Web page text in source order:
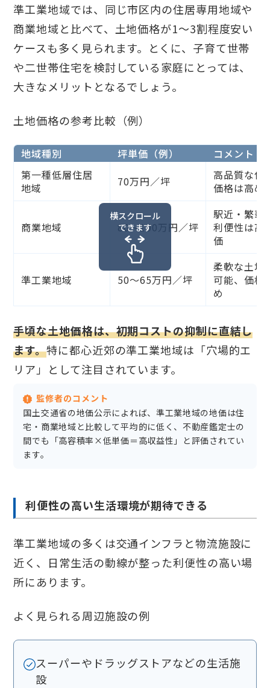
準工業地域では、同じ市区内の住居専用地域や
商業地域と比べて、土地価格が1〜3割程度安い
ケースも多く見られます。とくに、子育て世帯
や二世帯住宅を検討している家庭にとっては、
大きなメリットとなるでしょう。
土地価格の参考比較（例）
地域種別 坪単価（例）
コメント
第一種低層住居
地域
70万円／坪
高品質な住
価格は高め
商業地域 80〜100万円／坪
駅近・繁華
利便性は高
価
準工業地域 50〜65万円／坪
柔軟な土地
可能、価格
め
横スクロール
できます
手頃な土地価格は、初期コストの抑制に直結し
ます。特に都心近郊の準工業地域は「穴場的エ
リア」として注目されています。
監修者のコメント
国土交通省の地価公示によれば、準工業地域の地価は住
宅・商業地域と比較して平均的に低く、不動産鑑定士の
間でも「高容積率×低単価＝高収益性」と評価されてい
ます。
利便性の高い生活環境が期待できる
準工業地域の多くは交通インフラと物流施設に
近く、日常生活の動線が整った利便性の高い場
所にあります。
よく見られる周辺施設の例
スーパーやドラッグストアなどの生活施
設